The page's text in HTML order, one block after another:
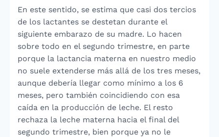
En este sentido, se estima que casi dos tercios
de los lactantes se destetan durante el
siguiente embarazo de su madre. Lo hacen
sobre todo en el segundo trimestre, en parte
porque la lactancia materna en nuestro medio
no suele extenderse más allá de los tres meses,
aunque debería llegar como mínimo a los 6
meses, pero también coincidiendo con esa
caída en la producción de leche. El resto
rechaza la leche materna hacia el final del
segundo trimestre, bien porque ya no le